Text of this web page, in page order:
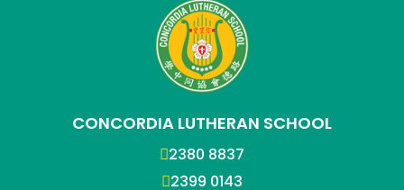
CONCORDIA LUTHERAN SCHOOL
2380 8837
2399 0143